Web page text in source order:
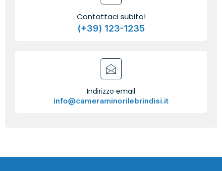
Contattaci subito!
(+39) 123-1235
Indirizzo email
info@cameraminorilebrindisi.it